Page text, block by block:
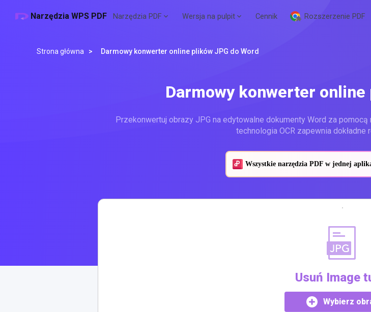
Strona główna > Darmowy konwerter online plików JPG do Word
Darmowy konwerter online
Przekonwertuj obrazy JPG na edytowalne dokumenty Word za
technologia OCR zapewnia
Wszystkie narzędzia PDF w jednej
Usuń Image
Wybierz
Narzędzia WPS PDF Narzędzia PDF Wersja na pulpit Cennik Rozszerzenie PDF